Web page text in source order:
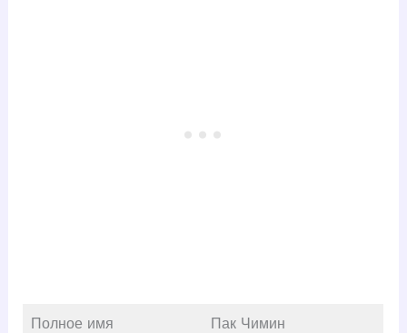
Полное имя Пак Чимин